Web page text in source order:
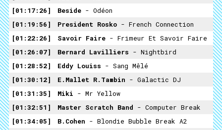
01:17:26
Beside - Odéon
01:19:56
President Rosko - French Connection
01:22:26
Savoir Faire - Frimeur Et Savoir Faire
01:26:07
Bernard Lavilliers - Nightbird
01:28:52
Eddy Louiss - Sang Mêlé
01:30:12
E.Mallet R.Tambin - Galactic DJ
01:31:35
Miki - Mr Yellow
01:32:51
Master Scratch Band - Computer Break
01:34:05
B.Cohen - Blondie Bubble Break A2